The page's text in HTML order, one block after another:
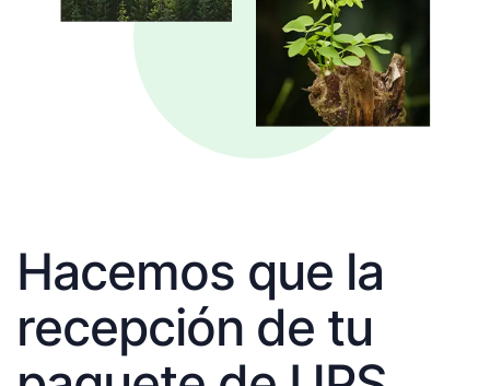
Hacemos que la
recepción de tu